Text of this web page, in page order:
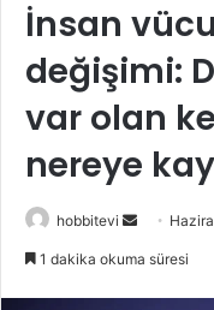
İnsan
değişimi:
var olan
nereye
hobbitevi
Bir
1 dakika okuma süresi